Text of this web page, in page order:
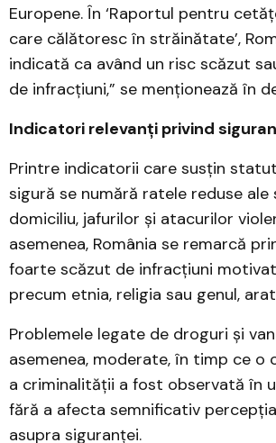
Europene. În ‘Raportul pentru
care călătoresc în străinătate’,
indicată ca având un risc scăzut
de infracțiuni,” se menționează în
Indicatori relevanți privind
Printre indicatorii care susțin
sigură se numără ratele reduse ale
domiciliu, jafurilor și atacurilor
asemenea, România se remarcă
foarte scăzut de infracțiuni
precum etnia, religia sau genul,
Problemele legate de droguri și
asemenea, moderate, în timp ce o
a criminalității a fost observată în
fără a afecta semnificativ
asupra siguranței.